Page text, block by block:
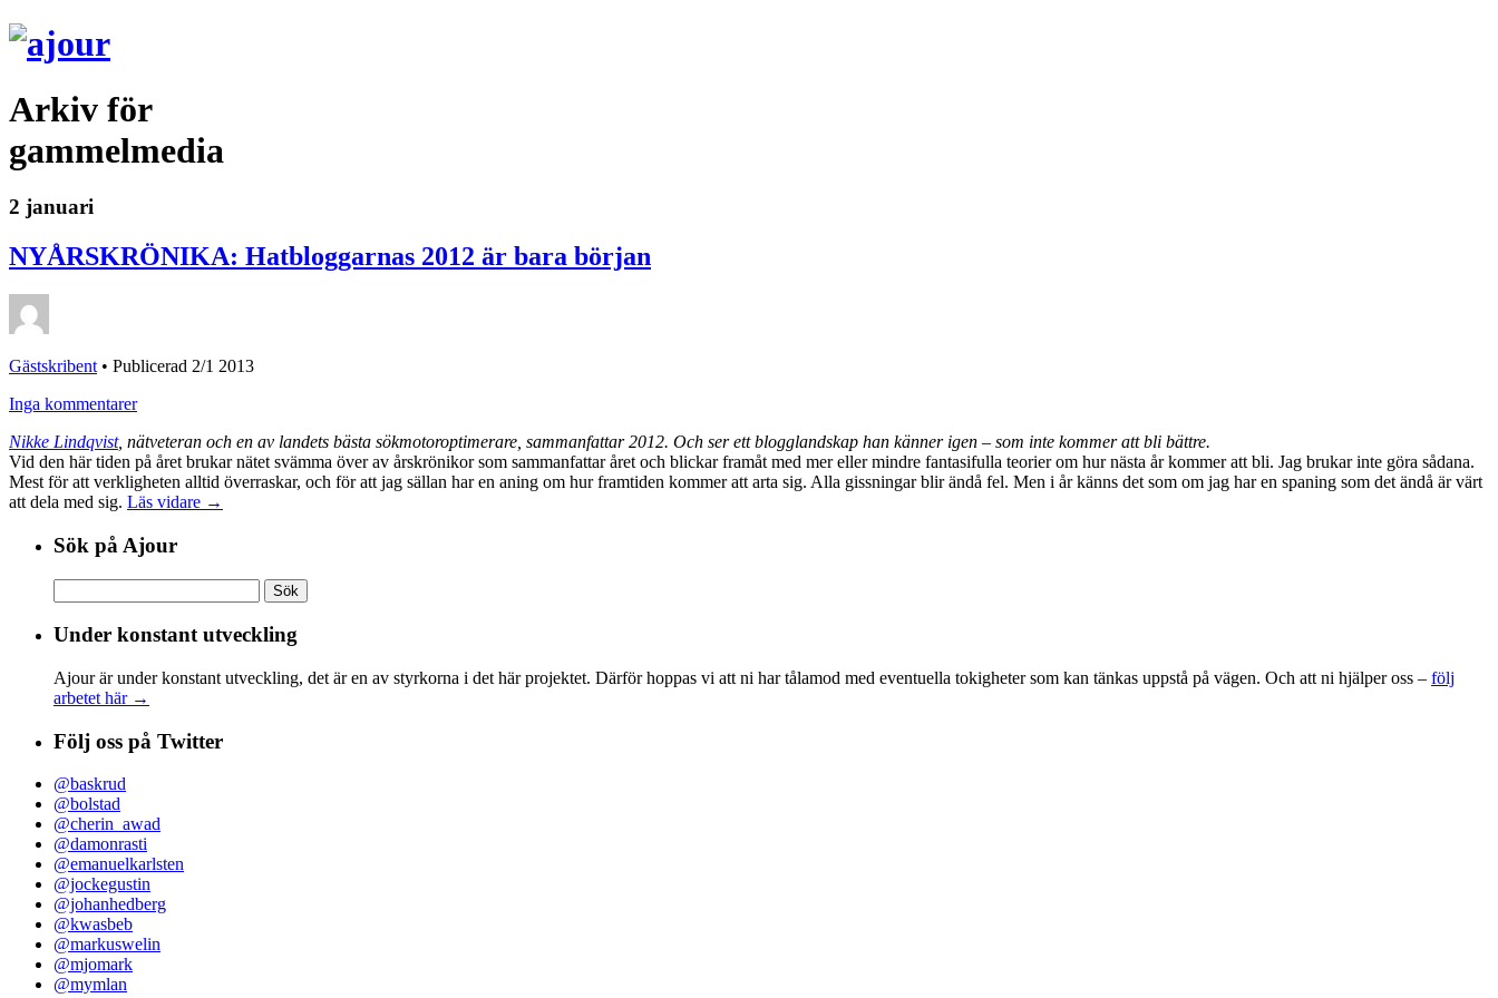
Arkiv för
gammelmedia
2 januari
NYÅRSKRÖNIKA: Hatbloggarnas 2012 är bara början
Gästskribent • Publicerad 2/1 2013
Inga kommentarer
Nikke Lindqvist, nätveteran och en av landets bästa sökmotoroptimerare, sammanfattar 2012. Och ser ett blogglandskap han känner igen – som inte kommer att bli bättre.
Vid den här tiden på året brukar nätet svämma över av årskrönikor som sammanfattar året och blickar framåt med mer eller mindre fantasifulla teorier om hur nästa år kommer att bli. Jag brukar inte göra sådana.
Mest för att verkligheten alltid överraskar, och för att jag sällan har en aning om hur framtiden kommer att arta sig. Alla gissningar blir ändå fel. Men i år känns det som om jag har en spaning som det ändå är värt
att dela med sig. Läs vidare →
Sök på Ajour
efter:
Under konstant utveckling
Ajour är under konstant utveckling, det är en av styrkorna i det här projektet. Därför hoppas vi att ni har tålamod med eventuella tokigheter som kan tänkas uppstå på vägen. Och att ni hjälper oss – följ
arbetet här →
Följ oss på Twitter
@baskrud
@bolstad
@cherin_awad
@damonrasti
@emanuelkarlsten
@jockegustin
@johanhedberg
@kwasbeb
@markuswelin
@mjomark
@mymlan